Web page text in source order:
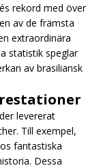
rekord med över
av de främsta
extraordinära
statistik speglar
av brasiliansk
levererat
Till exempel,
fantastiska
Dessa